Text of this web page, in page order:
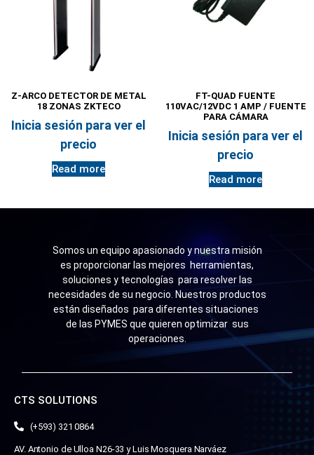
Z-ARCO DETECTOR DE METAL
18 ZONAS ZKTECO
Inicia sesión para ver el
precio
Read more
FT-QUAD FUENTE
110VAC/12VDC 1 AMP / FUENTE
PARA CÁMARA
Inicia sesión para ver el
precio
Read more
Somos un equipo apasionado y nuestra misión
es proporcionar las mejores herramientas,
soluciones y tecnologías para resolver las
necesidades de su negocio. Nuestros productos
están diseñados para diferentes situaciones
de las PYMES que quieren optimizar sus
operaciones.
CTS SOLUTIONS
(+593) 321 0864
AV. Antonio de Ulloa N26-33 y Luis Mosquera Narváez